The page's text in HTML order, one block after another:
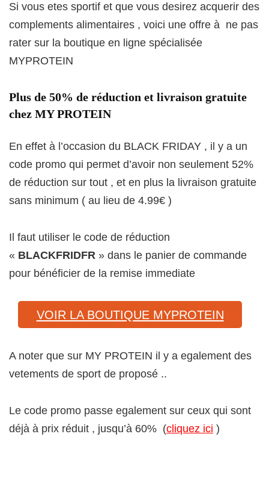
Si vous etes sportif et que vous desirez acquerir des
complements alimentaires , voici une offre à ne pas
rater sur la boutique en ligne spécialisée
MYPROTEIN
Plus de 50% de réduction et livraison gratuite
chez MY PROTEIN
En effet à l’occasion du BLACK FRIDAY , il y a un
code promo qui permet d’avoir non seulement 52%
de réduction sur tout , et en plus la livraison gratuite
sans minimum ( au lieu de 4.99€ )
Il faut utiliser le code de réduction
« BLACKFRIDFR » dans le panier de commande
pour bénéficier de la remise immediate
VOIR LA BOUTIQUE MYPROTEIN
A noter que sur MY PROTEIN il y a egalement des
vetements de sport de proposé ..
Le code promo passe egalement sur ceux qui sont
déjà à prix réduit , jusqu’à 60% (cliquez ici )